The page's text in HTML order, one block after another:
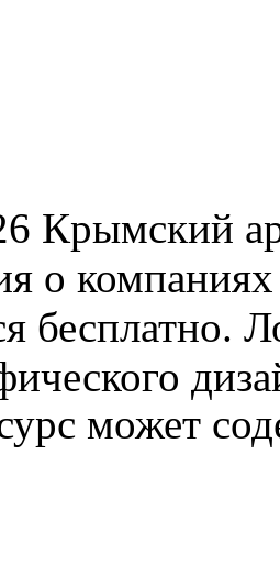
Крымский
о компаниях
бесплатно.
может